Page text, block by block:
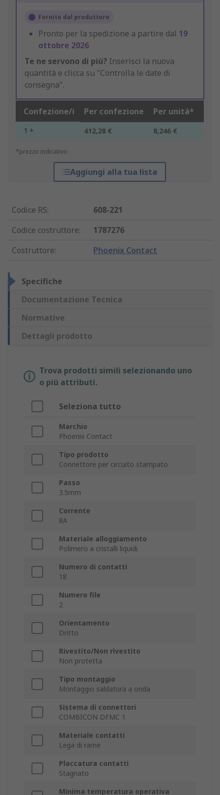
Fornito dal produttore
Pronto per la spedizione a partire dal 19
ottobre 2026
Te ne servono di più? Inserisci la nuova
quantità e clicca su "Controlla le date di
consegna".
Confezione/i Per confezione Per unità*
1 + 412,28 € 8,246 €
*prezzo indicativo
Aggiungi alla tua lista
Codice RS:
608-221
Codice costruttore:
1787276
Costruttore: Phoenix Contact
Specifiche
Documentazione Tecnica
Normative
Dettagli prodotto
Trova prodotti simili selezionando uno
o più attributi.
Seleziona tutto
Marchio
Phoenix Contact
Tipo prodotto
Connettore per circuito stampato
Passo
3.5mm
Corrente
8A
Materiale alloggiamento
Polimero a cristalli liquidi
Numero di contatti
18
Numero file
2
Orientamento
Dritto
Rivestito/Non rivestito
Non protetta
Tipo montaggio
Montaggio saldatura a onda
Sistema di connettori
COMBICON DFMC 1
Materiale contatti
Lega di rame
Placcatura contatti
Stagnato
Minima temperatura operativa